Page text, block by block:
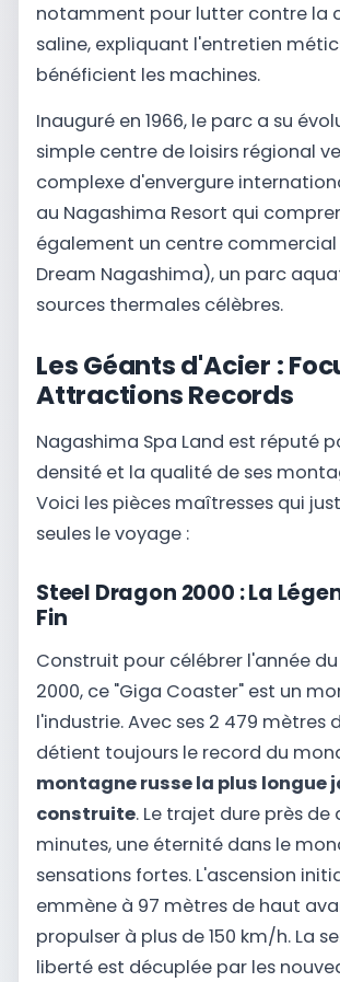
notamment pour lutter contre la
saline, expliquant l'entretien
bénéficient les machines.
Inauguré en 1966, le parc a su
simple centre de loisirs régional
complexe d'envergure
au Nagashima Resort qui
également un centre
Dream Nagashima), un parc
sources thermales célèbres.
Les Géants d'Acier :
Attractions Records
Nagashima Spa Land est réputé
densité et la qualité de ses
Voici les pièces maîtresses qui
seules le voyage :
Steel Dragon 2000 : La
Fin
Construit pour célébrer l'année
2000, ce "Giga Coaster" est un
l'industrie. Avec ses 2 479 mètres
détient toujours le record du
montagne russe la plus longue
construite. Le trajet dure près de
minutes, une éternité dans le
sensations fortes. L'ascension
emmène à 97 mètres de haut
propulser à plus de 150 km/h. La
liberté est décuplée par les